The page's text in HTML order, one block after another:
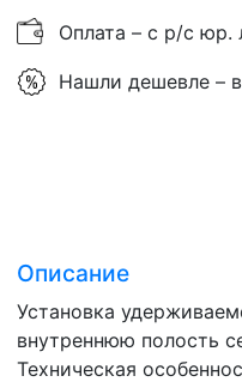
Оплата – с р/с юр.
Нашли дешевле –
Описание
Установка
внутреннюю полость
Техническая